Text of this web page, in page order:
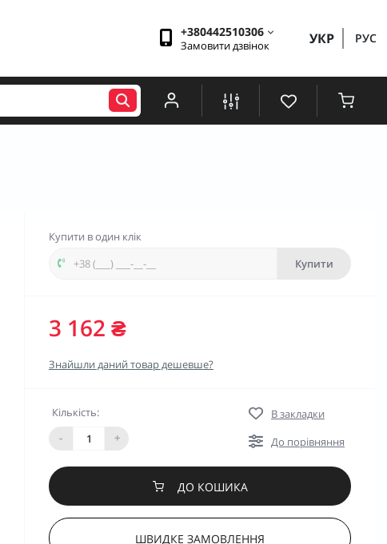
+380442510306
Замовити дзвінок УКР РУС
Купити в один клік
Купити
3 162 ₴
Знайшли даний товар дешевше?
Кількість:
-
+
В закладки
До порівняння
ДО КОШИКА
ШВИДКЕ ЗАМОВЛЕННЯ